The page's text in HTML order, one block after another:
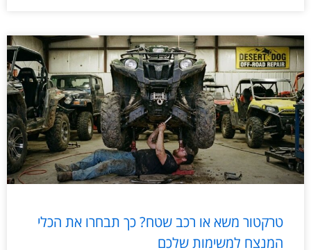
טרקטור משא או רכב שטח? כך תבחרו את הכלי
המנצח למשימות שלכם